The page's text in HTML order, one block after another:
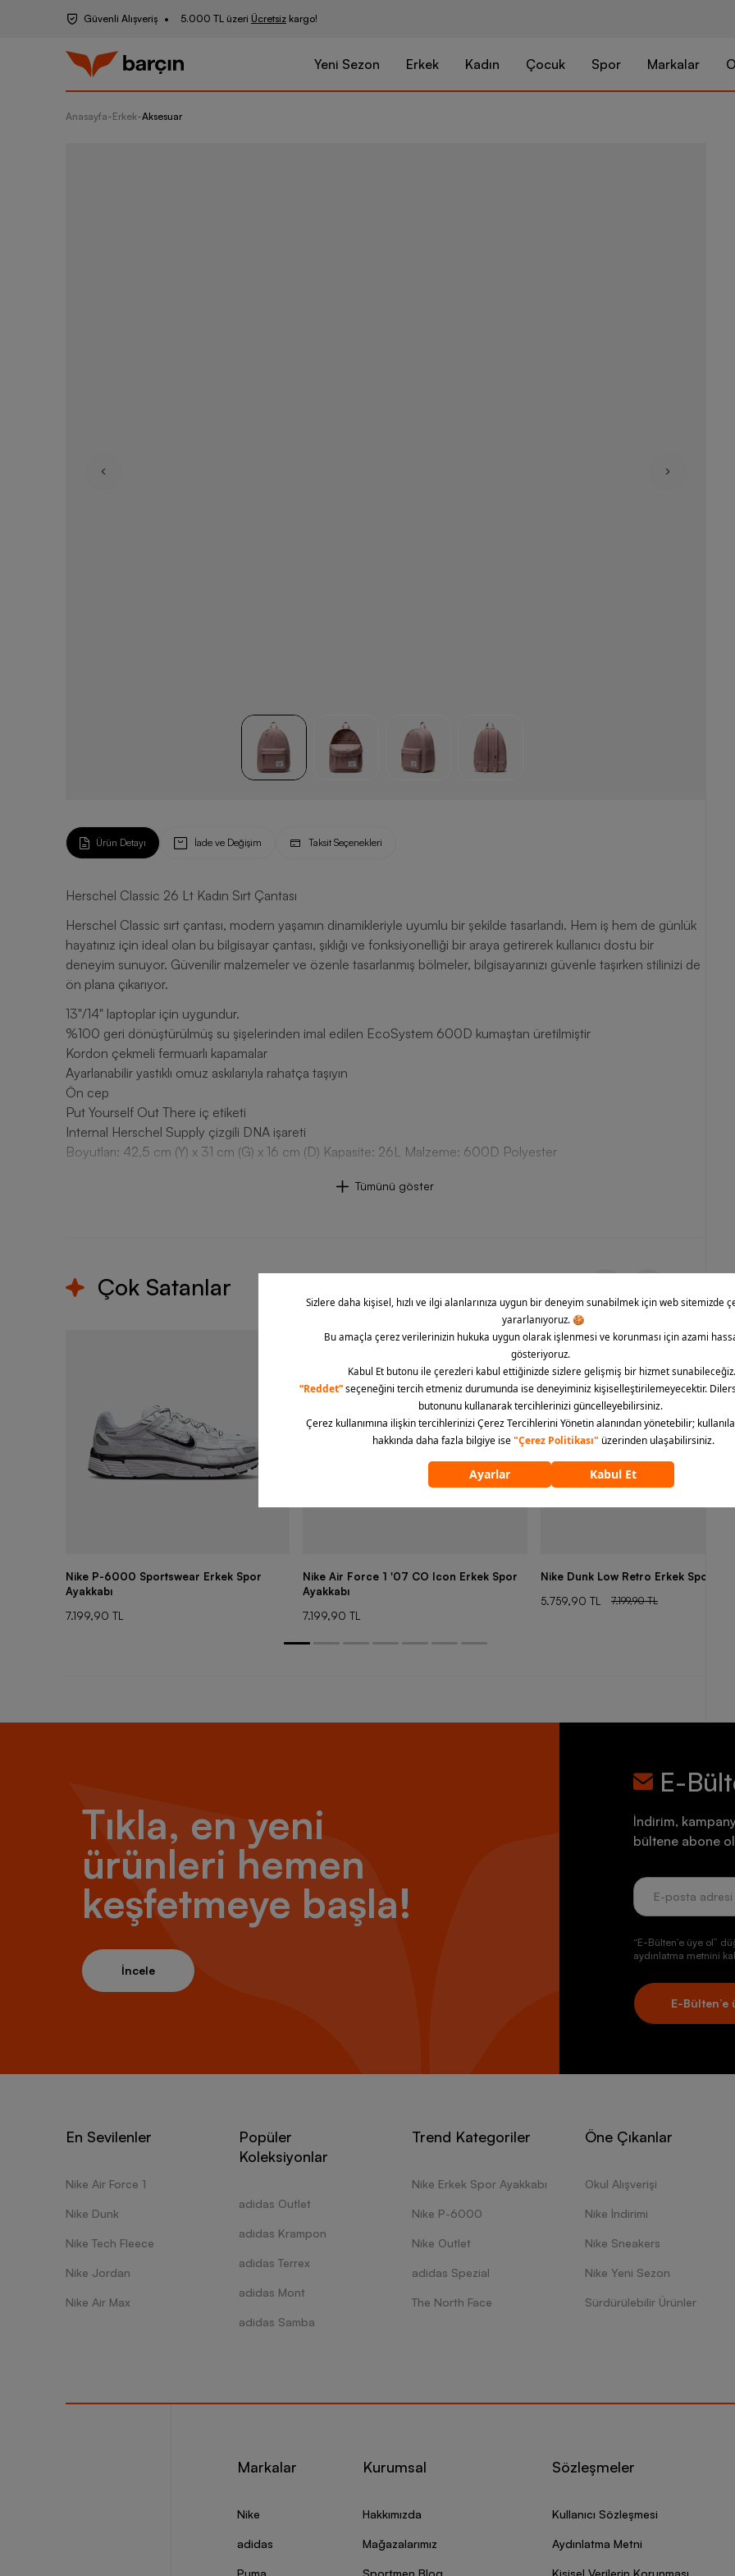
Güvenli Alışveriş 5.000 TL üzeri Ücretsiz kargo!
Yeni Sezon Erkek Kadın Çocuk Spor Markalar
Anasayfa-Erkek-Aksesuar
Herschel
Ürün Detayı İade ve Değişim Taksit Seçenekleri
Herschel Classic 26 Lt Kadın Sırt Çantası
Herschel Classic sırt çantası, modern yaşamın dinamikleriyle uyumlu bir şekilde tasarlandı. Hem iş hem de günlük
hayatınız için ideal olan bu bilgisayar çantası, şıklığı ve fonksiyonelliği bir araya getirerek kullanıcı dostu bir
deneyim sunuyor. Güvenilir malzemeler ve özenle tasarlanmış bölmeler, bilgisayarınızı güvenle taşırken stilinizi de
ön plana çıkarıyor.
13"/14" laptoplar için uygundur.
%100 geri dönüştürülmüş su şişelerinden imal edilen EcoSystem 600D kumaştan üretilmiştir
Kordon çekmeli fermuarlı kapamalar
Ayarlanabilir yastıklı omuz askılarıyla rahatça taşıyın
Ön cep
Put Yourself Out There iç etiketi
Internal Herschel Supply çizgili DNA işareti
Boyutları: 42,5 cm (Y) x 31 cm (G) x 16 cm (D) Kapasite: 26L Malzeme: 600D Polyester
Tümünü göster
Çok Satanlar
Nike P-6000 Sportswear Erkek Spor
Ayakkabı
7.199,90 TL
Nike Air Force 1 '07 CO Icon Erkek Spor
Ayakkabı
7.199,90 TL
Nike Dunk Low Retro Erkek Spor
5.759,90 TL
7.199,90 TL
Tıkla, en yeni
ürünleri hemen
keşfetmeye başla!
İncele
E-
İndirim,
bültene abone
“E-Bülten’e üye ol”
aydınlatma metnini
E-Bülten’e
En Sevilenler
Nike Air Force 1
Nike Dunk
Nike Tech Fleece
Nike Jordan
Nike Air Max
Popüler
Koleksiyonlar
adidas Outlet
adidas Krampon
adidas Terrex
adidas Mont
adidas Samba
Trend Kategoriler
Nike Erkek Spor Ayakkabı
Nike P-6000
Nike Outlet
adidas Spezial
The North Face
Öne Çıkanlar
Okul Alışverişi
Nike İndirimi
Nike Sneakers
Nike Yeni Sezon
Sürdürülebilir Ürünler
Markalar
Nike
adidas
Puma
Kurumsal
Hakkımızda
Mağazalarımız
Sportmen Blog
Sözleşmeler
Kullanıcı Sözleşmesi
Aydınlatma Metni
Kişisel Verilerin Korunması